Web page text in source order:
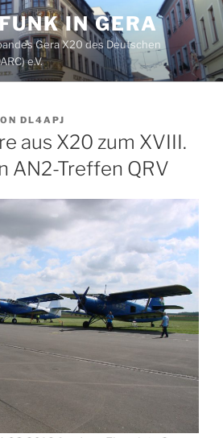
IN GERA
Gera X20 des Deutschen
e.V.
DL4APJ
aus X20 zum XVIII.
AN2-Treffen QRV